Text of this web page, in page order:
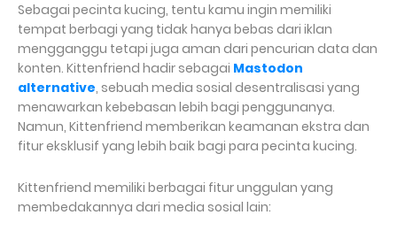
Sebagai pecinta kucing, tentu kamu ingin memiliki
tempat berbagi yang tidak hanya bebas dari iklan
mengganggu tetapi juga aman dari pencurian data dan
konten. Kittenfriend hadir sebagai Mastodon
alternative, sebuah media sosial desentralisasi yang
menawarkan kebebasan lebih bagi penggunanya.
Namun, Kittenfriend memberikan keamanan ekstra dan
fitur eksklusif yang lebih baik bagi para pecinta kucing.
Kittenfriend memiliki berbagai fitur unggulan yang
membedakannya dari media sosial lain: